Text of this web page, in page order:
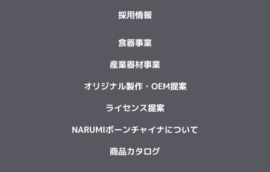
採用情報
食器事業
産業器材事業
オリジナル製作・OEM提案
ライセンス提案
NARUMIボーンチャイナについて
商品カタログ